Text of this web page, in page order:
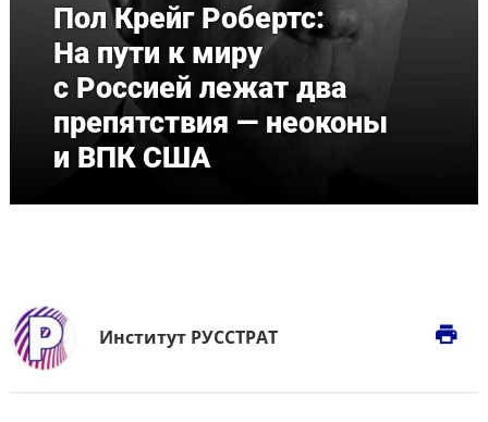
Пол Крейг Робертс:
На пути к миру
с Россией лежат два
препятствия — неоконы
и ВПК США
Институт РУССТРАТ print